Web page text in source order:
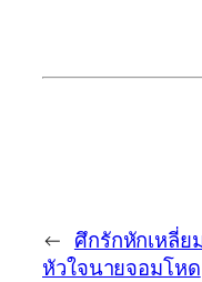
← ศึกรักหักเหลี่ย
หัวใจนายจอมโหด